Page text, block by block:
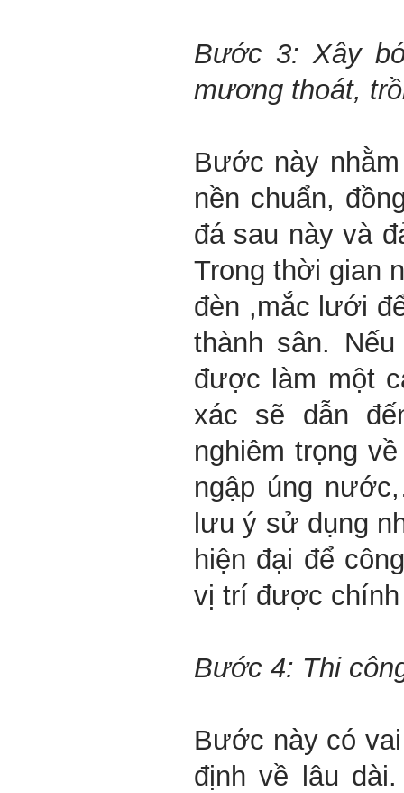
Bước 3: Xây
mương thoát,
Bước này
nền chuẩn,
đá sau này và
Trong thời gian
đèn ,mắc lưới
thành sân.
được làm một
xác sẽ dẫn
nghiêm trọng
ngập úng
lưu ý sử dụng
hiện đại để
vị trí được
Bước 4: Thi
Bước này có
định về lâu